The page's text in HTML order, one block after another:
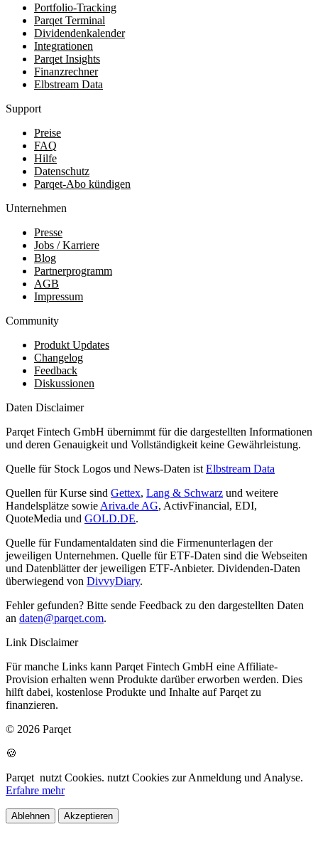
Portfolio-Tracking
Parqet Terminal
Dividendenkalender
Integrationen
Parqet Insights
Finanzrechner
Elbstream Data
Support
Preise
FAQ
Hilfe
Datenschutz
Parqet-Abo kündigen
Unternehmen
Presse
Jobs / Karriere
Blog
Partnerprogramm
AGB
Impressum
Community
Produkt Updates
Changelog
Feedback
Diskussionen
Daten Disclaimer
Parqet Fintech GmbH übernimmt für die dargestellten Informationen
und deren Genauigkeit und Vollständigkeit keine Gewährleistung.
Quelle für Stock Logos und News-Daten ist Elbstream Data
Quellen für Kurse sind Gettex, Lang & Schwarz und weitere
Handelsplätze sowie Ariva.de AG, ActivFinancial, EDI,
QuoteMedia und GOLD.DE.
Quelle für Fundamentaldaten sind die Firmenunterlagen der
jeweiligen Unternehmen. Quelle für ETF-Daten sind die Webseiten
und Datenblätter der jeweiligen ETF-Anbieter. Dividenden-Daten
überwiegend von DivvyDiary.
Fehler gefunden? Bitte sende Feedback zu den dargestellten Daten
an daten@parqet.com.
Link Disclaimer
Für manche Links kann Parqet Fintech GmbH eine Affiliate-
Provision erhalten wenn Produkte darüber erworben werden. Dies
hilft dabei, kostenlose Produkte und Inhalte auf Parqet zu
finanzieren.
© 2026 Parqet
🍪
Parqet nutzt Cookies. nutzt Cookies zur Anmeldung und Analyse.
Erfahre mehr
Ablehnen Akzeptieren